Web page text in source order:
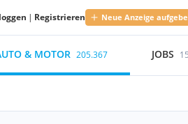
| Registrieren Neue Anzeige
& MOTOR 205.367 JOBS